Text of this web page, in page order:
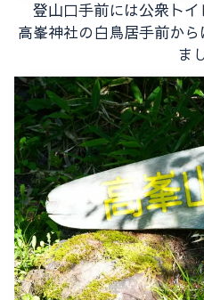
登山口手前には公衆ト
高峯神社の白鳥居手前か
ま